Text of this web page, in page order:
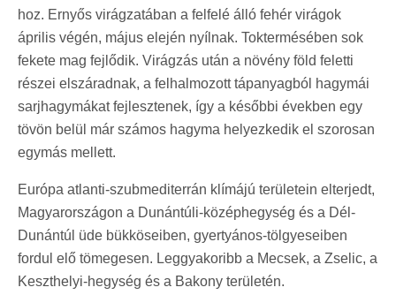
hoz. Ernyős virágzatában a felfelé álló fehér virágok
április végén, május elején nyílnak. Toktermésében sok
fekete mag fejlődik. Virágzás után a növény föld feletti
részei elszáradnak, a felhalmozott tápanyagból hagymái
sarjhagymákat fejlesztenek, így a későbbi években egy
tövön belül már számos hagyma helyezkedik el szorosan
egymás mellett.
Európa atlanti-szubmediterrán klímájú területein elterjedt,
Magyarországon a Dunántúli-középhegység és a Dél-
Dunántúl üde bükköseiben, gyertyános-tölgyeseiben
fordul elő tömegesen. Leggyakoribb a Mecsek, a Zselic, a
Keszthelyi-hegység és a Bakony területén.